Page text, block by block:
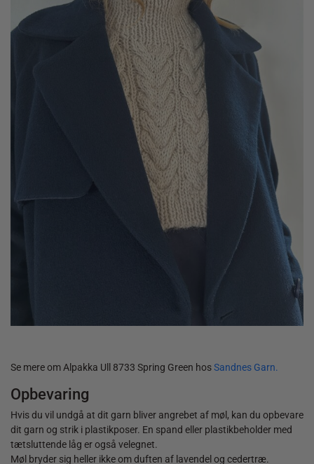
Se mere om Alpakka Ull 8733 Spring Green hosSandnes Garn.
Opbevaring
Hvis du vil undgå at dit garn bliver angrebet af møl, kan du opbevare
dit garn og strik i plastikposer. En spand eller plastikbeholder med
tætsluttende låg er også velegnet.
Møl bryder sig heller ikke om duften af lavendel og cedertræ.